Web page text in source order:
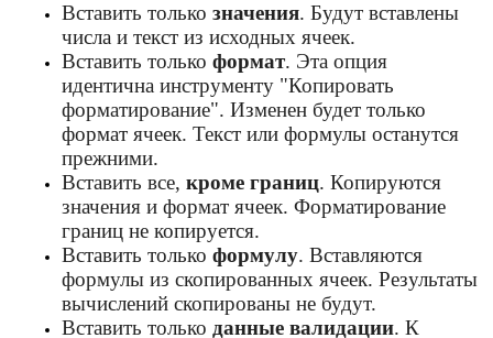
Вставить только значения. Будут вставлены
числа и текст из исходных ячеек.
Вставить только формат. Эта опция
идентична инструменту "Копировать
форматирование". Изменен будет только
формат ячеек. Текст или формулы останутся
прежними.
Вставить все, кроме границ. Копируются
значения и формат ячеек. Форматирование
границ не копируется.
Вставить только формулу. Вставляются
формулы из скопированных ячеек. Результаты
вычислений скопированы не будут.
Вставить только данные валидации. К